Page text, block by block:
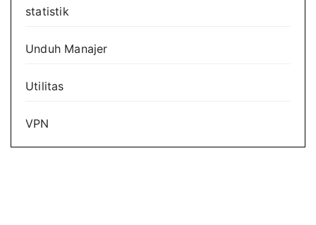
statistik
Unduh Manajer
Utilitas
VPN